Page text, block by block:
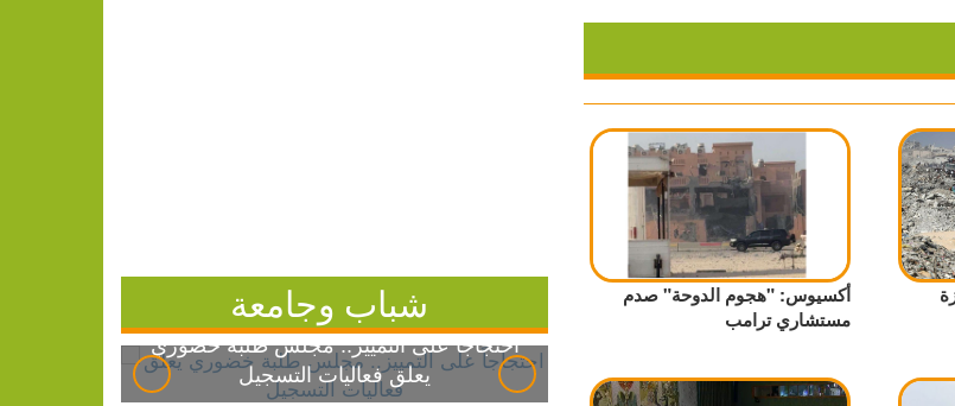
أكسيوس: "هجوم الدوحة" صدم
مستشاري ترامب
شباب وجامعة
احتجاجاً على التمييز.. مجلس طلبة خضوري
يعلق فعاليات التسجيل